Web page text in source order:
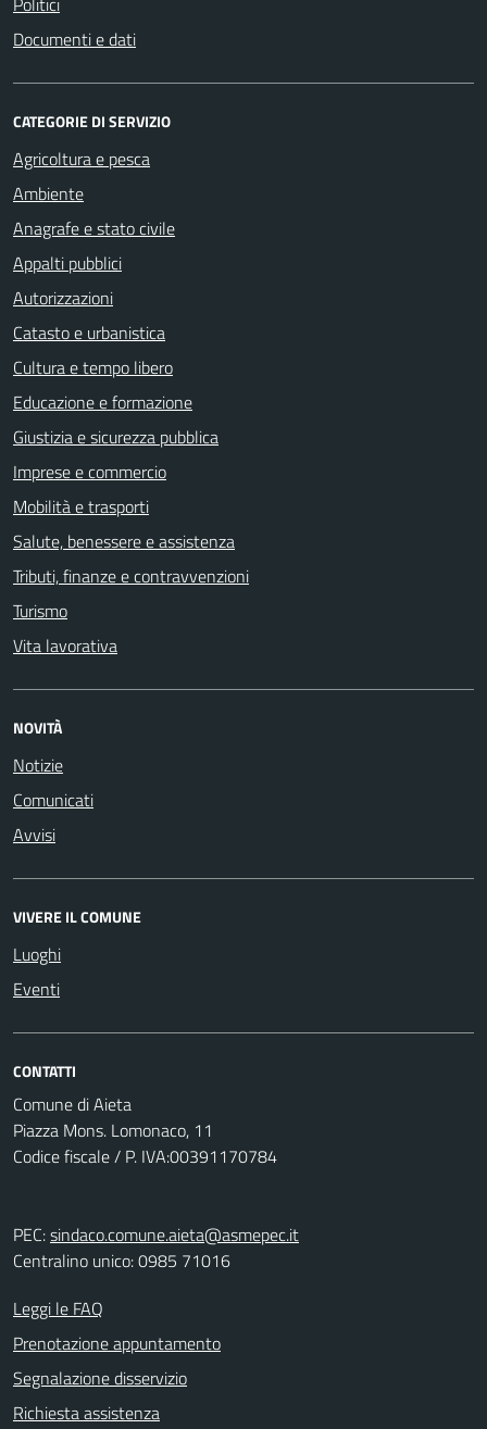
Documenti e dati
CATEGORIE DI SERVIZIO
Agricoltura e pesca
Ambiente
Anagrafe e stato civile
Appalti pubblici
Autorizzazioni
Catasto e urbanistica
Cultura e tempo libero
Educazione e formazione
Giustizia e sicurezza pubblica
Imprese e commercio
Mobilità e trasporti
Salute, benessere e assistenza
Tributi, finanze e contravvenzioni
Turismo
Vita lavorativa
NOVITÀ
Notizie
Comunicati
Avvisi
VIVERE IL COMUNE
Luoghi
Eventi
CONTATTI
Comune di Aieta
Piazza Mons. Lomonaco, 11
Codice fiscale / P. IVA:00391170784
PEC:sindaco.comune.aieta@asmepec.it
Centralino unico: 0985 71016
Leggi le FAQ
Prenotazione appuntamento
Segnalazione disservizio
Richiesta assistenza